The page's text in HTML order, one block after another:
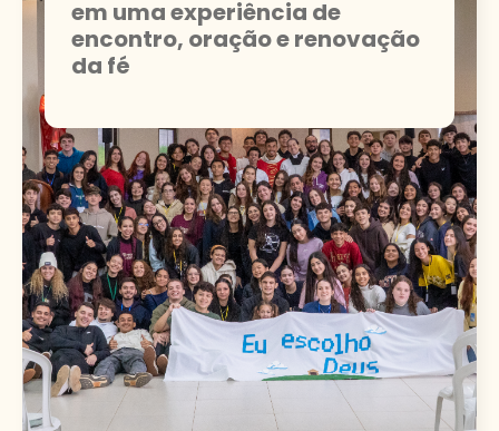
em uma experiência de
encontro, oração e renovação
da fé